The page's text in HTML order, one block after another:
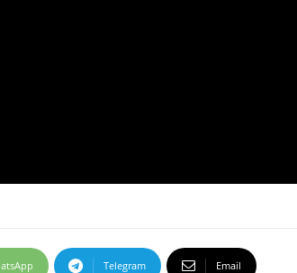
Telegram Email